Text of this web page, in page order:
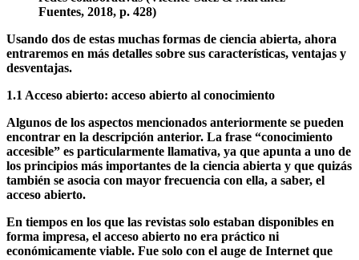
La Ciencia Abierta es un conocimiento transparente
y accesible que se comparte y desarrolla a través de
redes colaborativas (Vicente-Saez & Martinez-
Fuentes, 2018, p. 428)
Usando dos de estas muchas formas de ciencia abierta, ahora
desventajas.
1.1 Acceso abierto: acceso abierto al conocimiento
Algunos de los aspectos mencionados anteriormente se pueden
encontrar en la descripción anterior. La frase “conocimiento
accesible” es particularmente llamativa, ya que apunta a uno de
los principios más importantes de la ciencia abierta y que quizás
también se asocia con mayor frecuencia con ella, a saber, el
acceso abierto.